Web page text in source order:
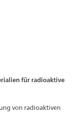
für radioaktive
von radioaktiven